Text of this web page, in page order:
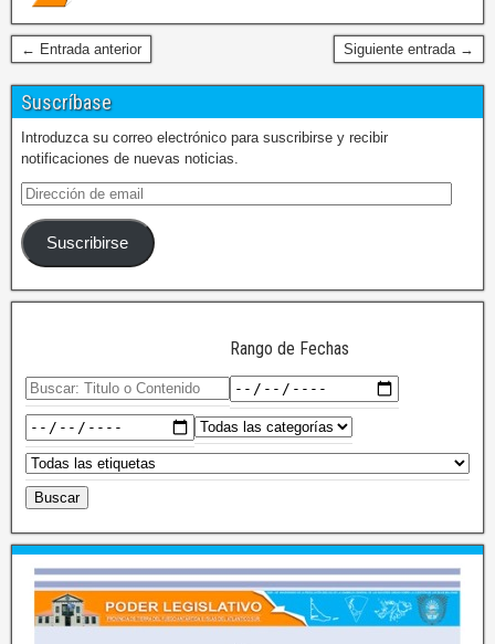
← Entrada anterior Siguiente entrada →
Suscríbase
Introduzca su correo electrónico para suscribirse y recibir
notificaciones de nuevas noticias.
Suscribirse
Rango de Fechas